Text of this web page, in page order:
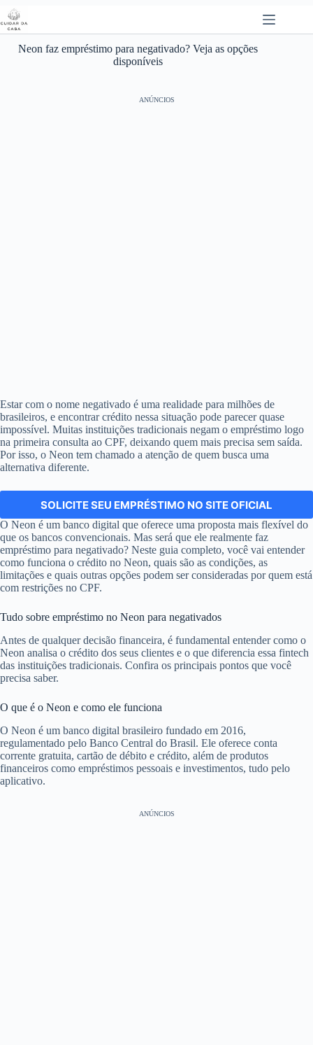
Pular
para
o
conteúdoNeon faz empréstimo para negativado? Veja as opções
disponíveis
ANÚNCIOS
Estar com o nome negativado é uma realidade para milhões de
brasileiros, e encontrar crédito nessa situação pode parecer quase
impossível. Muitas instituições tradicionais negam o empréstimo logo
na primeira consulta ao CPF, deixando quem mais precisa sem saída.
Por isso, o Neon tem chamado a atenção de quem busca uma
alternativa diferente.
SOLICITE SEU EMPRÉSTIMO NO SITE OFICIAL
O Neon é um banco digital que oferece uma proposta mais flexível do
que os bancos convencionais. Mas será que ele realmente faz
empréstimo para negativado? Neste guia completo, você vai entender
como funciona o crédito no Neon, quais são as condições, as
limitações e quais outras opções podem ser consideradas por quem está
com restrições no CPF.
Tudo sobre empréstimo no Neon para negativados
Antes de qualquer decisão financeira, é fundamental entender como o
Neon analisa o crédito dos seus clientes e o que diferencia essa fintech
das instituições tradicionais. Confira os principais pontos que você
precisa saber.
O que é o Neon e como ele funciona
O Neon é um banco digital brasileiro fundado em 2016,
regulamentado pelo Banco Central do Brasil. Ele oferece conta
corrente gratuita, cartão de débito e crédito, além de produtos
financeiros como empréstimos pessoais e investimentos, tudo pelo
aplicativo.
ANÚNCIOS